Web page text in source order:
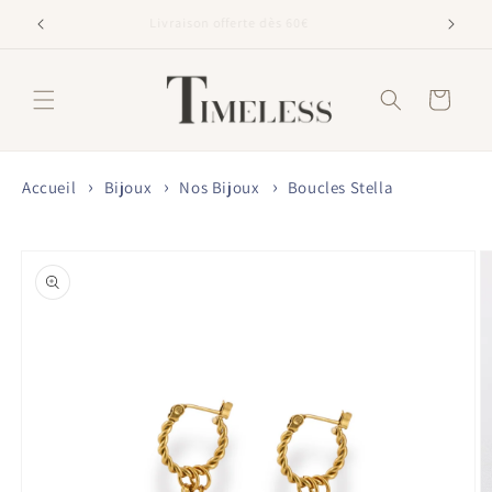
passer
Panier
Accueil Bijoux Nos Bijoux Boucles Stella
informations
produits